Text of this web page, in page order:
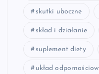
skutki uboczne
skład i działanie
suplement diety
układ